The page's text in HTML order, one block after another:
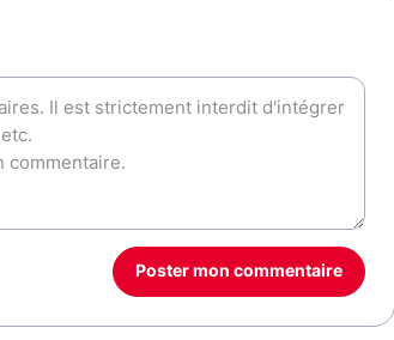
Poster mon commentaire